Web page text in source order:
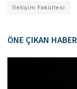
İletişim Fakültesi
ÖNE ÇIKAN